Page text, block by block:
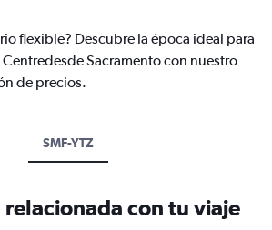
flexible? Descubre la época ideal para
Sacramento con nuestro
de precios.
SMF-YTZ
con tu viaje